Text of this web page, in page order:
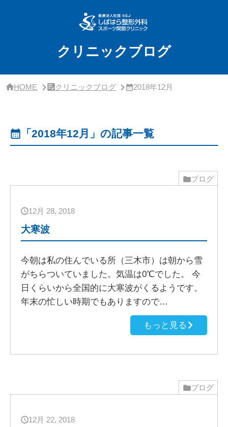
クリニックブログ
HOME クリニックブログ 2018年12月
「2018年12月」の記事一覧
ブログ
12月 28, 2018
大寒波
今朝は私の住んでいる所（三木市）は朝から雪
がちらついていました。気温は0℃でした。 今
日くらいから全国的に大寒波がくるようです。
年末の忙しい時期でもありますので…
もっと見る
ブログ
12月 22, 2018